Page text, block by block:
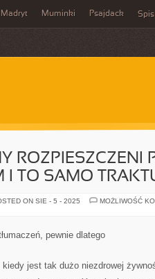
Madryt Muminki Psajdack Spis
ROZPIESZCZENI
I TO SAMO
ON SIE - 5 - 2025
MOŻLIWOŚĆ
pewnie dlatego
jest tak dużo niezdrowej